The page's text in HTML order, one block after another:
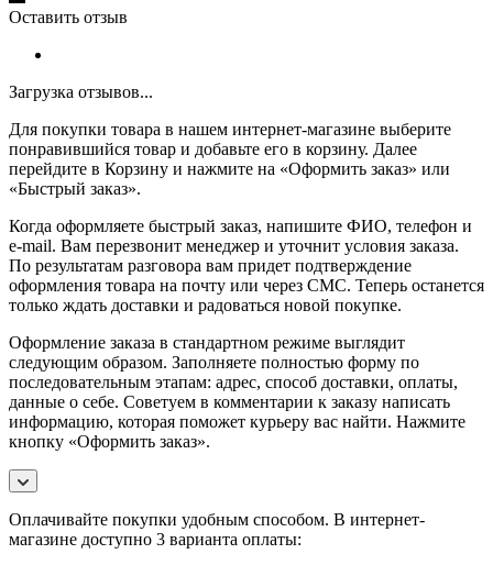
Оставить отзыв
Загрузка отзывов...
Для покупки товара в нашем интернет-магазине выберите
понравившийся товар и добавьте его в корзину. Далее
перейдите в Корзину и нажмите на «Оформить заказ» или
«Быстрый заказ».
Когда оформляете быстрый заказ, напишите ФИО, телефон и
e-mail. Вам перезвонит менеджер и уточнит условия заказа.
По результатам разговора вам придет подтверждение
оформления товара на почту или через СМС. Теперь останется
только ждать доставки и радоваться новой покупке.
Оформление заказа в стандартном режиме выглядит
следующим образом. Заполняете полностью форму по
последовательным этапам: адрес, способ доставки, оплаты,
данные о себе. Советуем в комментарии к заказу написать
информацию, которая поможет курьеру вас найти. Нажмите
кнопку «Оформить заказ».
Оплачивайте покупки удобным способом. В интернет-
магазине доступно 3 варианта оплаты: